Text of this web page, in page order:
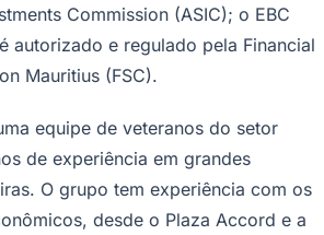
Commission (ASIC); o EBC
autorizado e regulado pela Financial
Mauritius (FSC).
equipe de veteranos do setor
de experiência em grandes
O grupo tem experiência com os
desde o Plaza Accord e a